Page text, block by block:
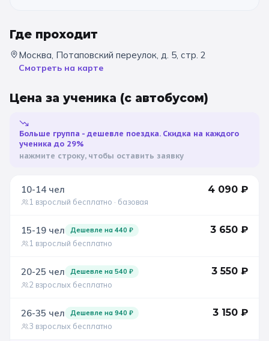
Санкт-Петербург
Золотое кольцо
Где проходит
Москва, Потаповский переулок, д. 5, стр. 2
Смотреть на карте
Цена за ученика (с автобусом)
Больше группа - дешевле поездка. Скидка на каждого
ученика до 29%
нажмите строку, чтобы оставить заявку
10-14 чел
1 взрослый бесплатно · базовая
4 090 ₽
15-19 чел Дешевле на 440 ₽
1 взрослый бесплатно
3 650 ₽
20-25 чел Дешевле на 540 ₽
2 взрослых бесплатно
3 550 ₽
26-35 чел Дешевле на 940 ₽
3 взрослых бесплатно
3 150 ₽